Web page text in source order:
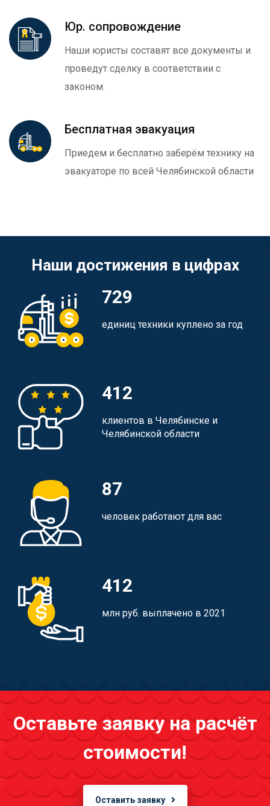
Юр. сопровождение
Наши юристы составят все документы и
проведут сделку в соответствии с
законом.
Бесплатная эвакуация
Приедем и бесплатно заберём технику на
эвакуаторе по всей Челябинской области
Наши достижения в цифрах
729
единиц техники куплено за год
412
клиентов в Челябинске и
Челябинской области
87
человек работают для вас
412
млн руб. выплачено в 2021
Оставьте заявку на расчёт
стоимости!
Оставить заявку